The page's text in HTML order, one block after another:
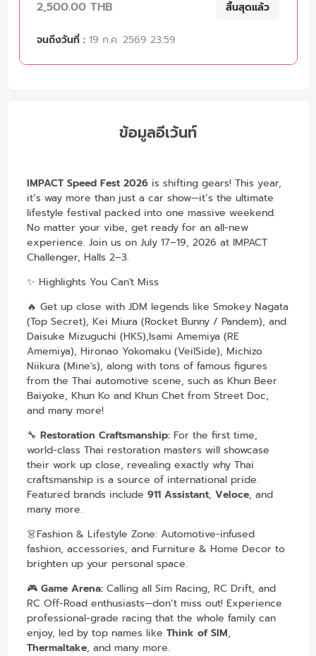
2,500.00 THB
สิ้นสุดแล้ว
จนถึงวันที่ : 19 ก.ค. 2569 23:59
ข้อมูลอีเว้นท์
IMPACT Speed Fest 2026 is shifting gears! This year,
it’s way more than just a car show—it’s the ultimate
lifestyle festival packed into one massive weekend.
No matter your vibe, get ready for an all-new
experience. Join us on July 17–19, 2026 at IMPACT
Challenger, Halls 2–3.
✨ Highlights You Can't Miss
🔥 Get up close with JDM legends like Smokey Nagata
(Top Secret), Kei Miura (Rocket Bunny / Pandem), and
Daisuke Mizuguchi (HKS),Isami Amemiya (RE
Amemiya), Hironao Yokomaku (VeilSide), Michizo
Niikura (Mine's), along with tons of famous figures
from the Thai automotive scene, such as Khun Beer
Baiyoke, Khun Ko and Khun Chet from Street Doc,
and many more!
🔧Restoration Craftsmanship: For the first time,
world-class Thai restoration masters will showcase
their work up close, revealing exactly why Thai
craftsmanship is a source of international pride.
Featured brands include911 Assistant,Veloce, and
many more.
👗Fashion & Lifestyle Zone: Automotive-infused
fashion, accessories, and Furniture & Home Decor to
brighten up your personal space.
🎮Game Arena: Calling all Sim Racing, RC Drift, and
RC Off-Road enthusiasts—don’t miss out! Experience
professional-grade racing that the whole family can
enjoy, led by top names likeThink of SIM,
Thermaltake, and many more.